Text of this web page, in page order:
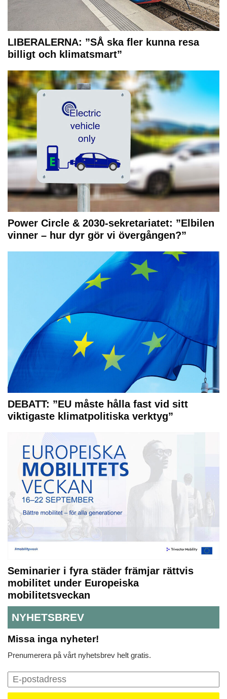
LIBERALERNA: ”SÅ ska fler kunna resa
billigt och klimatsmart”
Power Circle & 2030-sekretariatet: ”Elbilen
vinner – hur dyr gör vi övergången?”
DEBATT: ”EU måste hålla fast vid sitt
viktigaste klimatpolitiska verktyg”
Seminarier i fyra städer främjar rättvis
mobilitet under Europeiska
mobilitetsveckan
NYHETSBREV
Missa inga nyheter!
Prenumerera på vårt nyhetsbrev helt gratis.